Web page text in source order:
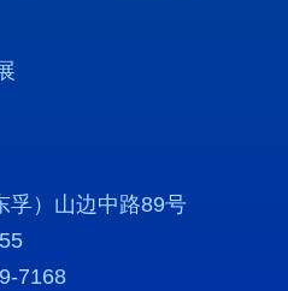
孚）山边中路89号
7168